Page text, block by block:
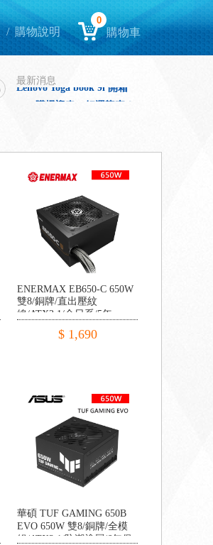
/購物說明
0
購物車
最新消息
Lenovo Yoga book 9i 開箱
Lenovo Yoga book 9i 開箱
intel購機迎春，好運龍來！
ENERMAX EB650-C 650W
雙8/銅牌/直出壓紋
線/ATX3.1/全日系/5年
$ 1,690
華碩 TUF GAMING 650B
EVO 650W 雙8/銅牌/全模
組/ATX3.1/防潮塗層/6年保